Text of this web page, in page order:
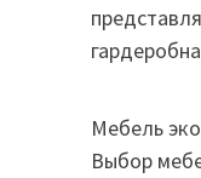
Мебель
Выбор